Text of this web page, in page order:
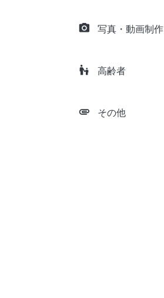
camera_alt 写真・動画制作
escalator_warning 高齢者
attachment その他